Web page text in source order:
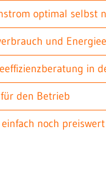
optimal selbst
und
in
den Betrieb
noch preiswert